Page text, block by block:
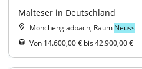
Malteser in Deutschland
Mönchengladbach, Raum Neuss
Von 14.600,00 € bis 42.900,00 €